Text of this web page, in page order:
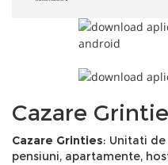
Cazare
Cazare Grinties: Unitati
pensiuni, apartamente,